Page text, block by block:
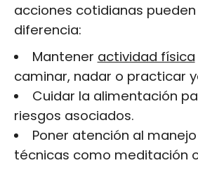
acciones cotidianas
diferencia:
Mantener actividad física
caminar, nadar o practicar
Cuidar la alimentación
riesgos asociados.
Poner atención al
técnicas como meditación